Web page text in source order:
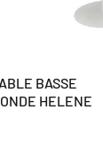
BASSE
HELENE